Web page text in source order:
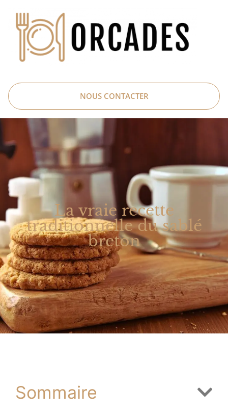
NOUS CONTACTER
La vraie recette
traditionnelle du sablé
breton
Sommaire